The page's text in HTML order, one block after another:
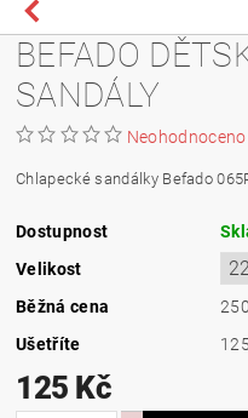
BEFADO
SANDÁLY
Neohodnoceno
Chlapecké sandálky Befado
Dostupnost
Velikost
Běžná cena
Ušetříte
125 Kč